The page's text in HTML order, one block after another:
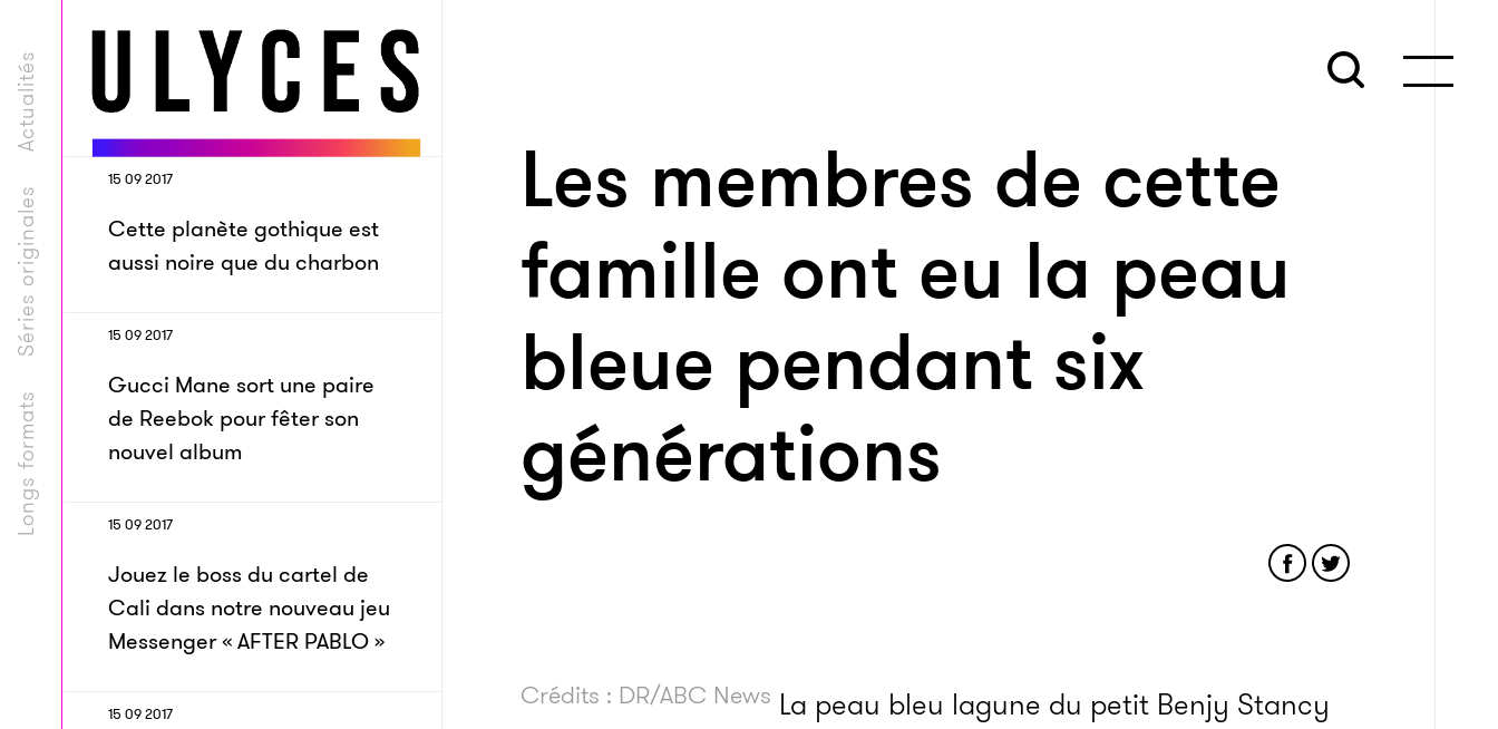
Longs formats
Séries originales
Actualités
15 09 2017
Cette planète gothique est
aussi noire que du charbon
15 09 2017
Gucci Mane sort une paire
de Reebok pour fêter son
nouvel album
15 09 2017
Jouez le boss du cartel de
Cali dans notre nouveau jeu
Messenger « AFTER PABLO »
15 09 2017
Les membres de cette
famille ont eu la peau
bleue pendant six
générations
Crédits : DR/ABC News La peau bleu lagune du petit Benjy Stancy